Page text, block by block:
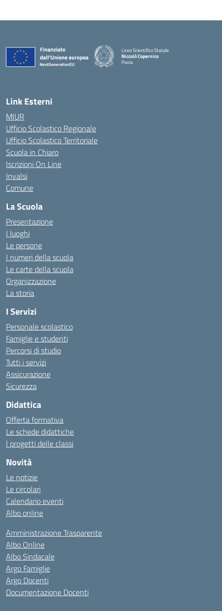
Liceo Scientifico Statale
Niccolò Copernico
Pavia
Link Esterni
MIUR
Ufficio Scolastico Regionale
Ufficio Scolastico Territoriale
Scuola in Chiaro
Iscrizioni On Line
Invalsi
Comune
La Scuola
Presentazione
I luoghi
Le persone
I numeri della scuola
Le carte della scuola
Organizzazione
La storia
I Servizi
Personale scolastico
Famiglie e studenti
Percorsi di studio
Tutti i servizi
Assicurazione
Sicurezza
Didattica
Offerta formativa
Le schede didattiche
I progetti delle classi
Novità
Le notizie
Le circolari
Calendario eventi
Albo online
Amministrazione Trasparente
Albo Online
Albo Sindacale
Argo Famiglie
Argo Docenti
Documentazione Docenti